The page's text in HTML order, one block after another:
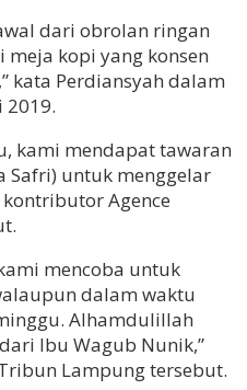
dari obrolan ringan
kopi yang konsen
kata Perdiansyah dalam
2019.
kami mendapat tawaran
Safri) untuk menggelar
Agence
mencoba untuk
dalam waktu
Alhamdulillah
Ibu Wagub Nunik,”
Lampung tersebut.